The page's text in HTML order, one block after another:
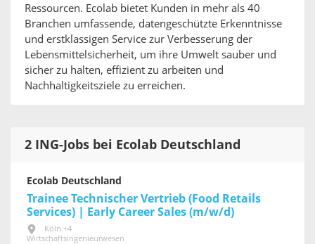
Ressourcen. Ecolab bietet Kunden in mehr als 40
Branchen umfassende, datengeschützte Erkenntnisse
und erstklassigen Service zur Verbesserung der
Lebensmittelsicherheit, um ihre Umwelt sauber und
sicher zu halten, effizient zu arbeiten und
Nachhaltigkeitsziele zu erreichen.
2 ING-Jobs bei Ecolab Deutschland
Ecolab Deutschland
Trainee Technischer Vertrieb (Food Retails
Services) | Early Career Sales (m/w/d)
Köln +4
Wirtschaftsingenieurwesen